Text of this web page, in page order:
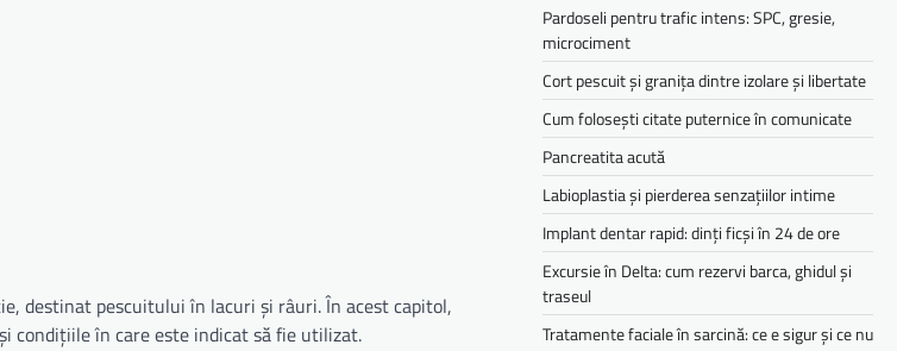
destinat pescuitului în lacuri și râuri. În acest capitol,
condițiile în care este indicat să fie utilizat.
Pardoseli pentru trafic intens: SPC, gresie,
microciment
Cort pescuit și granița dintre izolare și libertate
Cum folosești citate puternice în comunicate
Pancreatita acută
Labioplastia și pierderea senzațiilor intime
Implant dentar rapid: dinți ficși în 24 de ore
Excursie în Delta: cum rezervi barca, ghidul și
traseul
Tratamente faciale în sarcină: ce e sigur și ce nu